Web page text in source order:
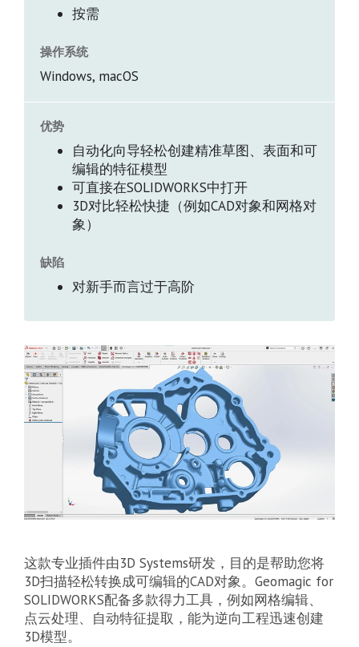
按需
操作系统
Windows, macOS
优势
自动化向导轻松创建精准草图、表面和可
编辑的特征模型
可直接在SOLIDWORKS中打开
3D对比轻松快捷（例如CAD对象和网格对
象）
缺陷
对新手而言过于高阶
这款专业插件由3D Systems研发，目的是帮助您将
3D扫描轻松转换成可编辑的CAD对象。Geomagic for
SOLIDWORKS配备多款得力工具，例如网格编辑、
点云处理、自动特征提取，能为逆向工程迅速创建
3D模型。